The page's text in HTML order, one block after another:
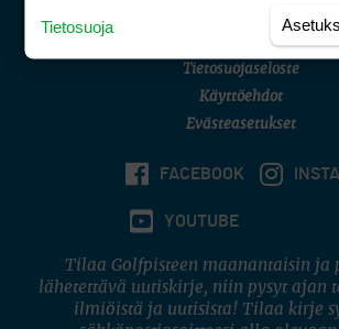
(digi) digi@otavamedia.fi
Tietosuojaseloste
Käyttöehdot
Evästeasetukset
FACEBOOK
YOUTUBE
Tilaa Golfpisteen maanantaisin ja
lähetettävä uutiskirje, niin pysyt ajan
ilmiöistä ja uutisista! Tilaa kirje
Tietosuoja